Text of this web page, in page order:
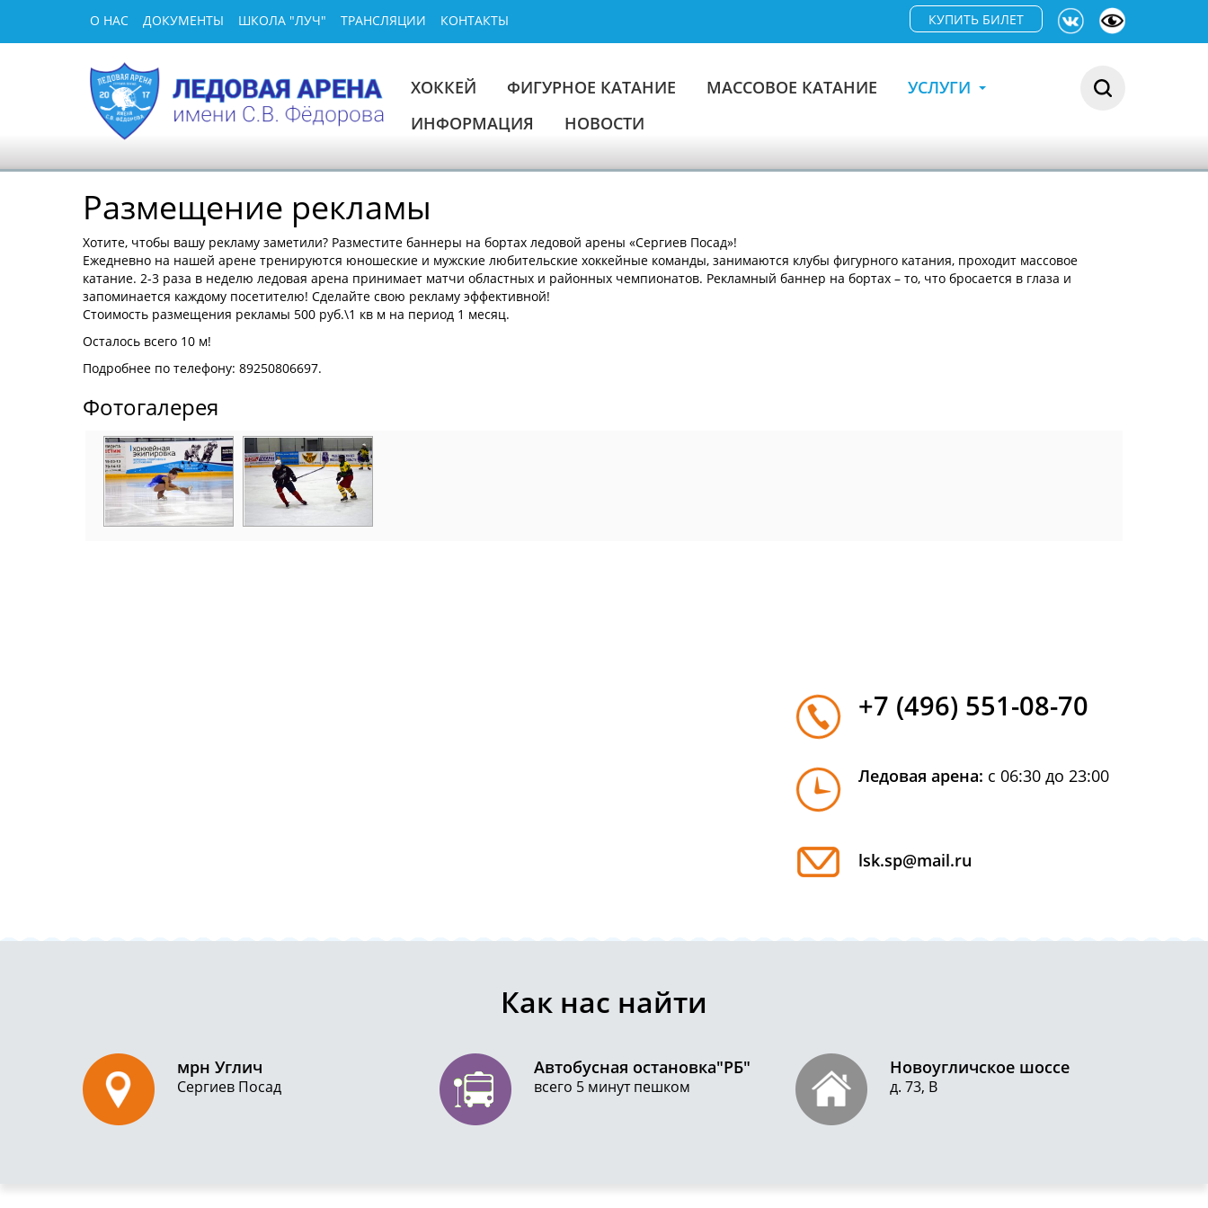
О НАС ДОКУМЕНТЫ ШКОЛА "ЛУЧ" ТРАНСЛЯЦИИ КОНТАКТЫ КУПИТЬ БИЛЕТ
ХОККЕЙ ФИГУРНОЕ КАТАНИЕ МАССОВОЕ КАТАНИЕ
УСЛУГИ
ИНФОРМАЦИЯ
НОВОСТИ
Размещение рекламы
Хотите, чтобы вашу рекламу заметили? Разместите баннеры на бортах ледовой арены «Сергиев Посад»!
Ежедневно на нашей арене тренируются юношеские и мужские любительские хоккейные команды, занимаются клубы фигурного катания, проходит массовое
катание. 2-3 раза в неделю ледовая арена принимает матчи областных и районных чемпионатов. Рекламный баннер на бортах – то, что бросается в глаза и
запоминается каждому посетителю! Сделайте свою рекламу эффективной!
Стоимость размещения рекламы 500 руб.\1 кв м на период 1 месяц.
Осталось всего 10 м!
Подробнее по телефону: 89250806697.
Фотогалерея
+7 (496) 551-08-70
Ледовая арена: с 06:30 до 23:00
lsk.sp@mail.ru
Как нас найти
мрн Углич
Сергиев Посад
Автобусная остановка"РБ"
всего 5 минут пешком
Новоугличское шоссе
д. 73, В